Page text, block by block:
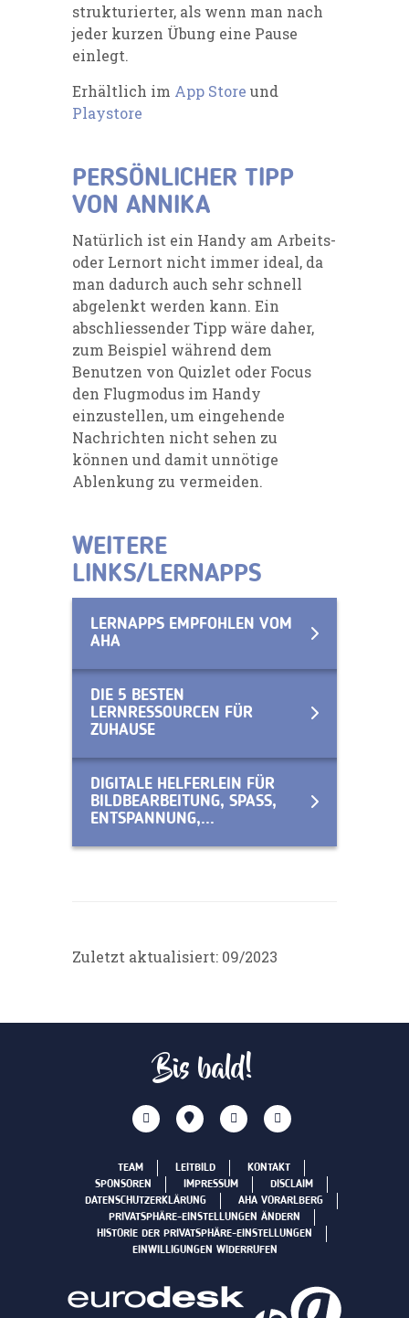
strukturierter, als wenn man nach
jeder kurzen Übung eine Pause
einlegt.
Erhältlich im App Store und
Playstore
PERSÖNLICHER TIPP
VON ANNIKA
Natürlich ist ein Handy am Arbeits-
oder Lernort nicht immer ideal, da
man dadurch auch sehr schnell
abgelenkt werden kann. Ein
abschliessender Tipp wäre daher,
zum Beispiel während dem
Benutzen von Quizlet oder Focus
den Flugmodus im Handy
einzustellen, um eingehende
Nachrichten nicht sehen zu
können und damit unnötige
Ablenkung zu vermeiden.
WEITERE
LINKS/LERNAPPS
LERNAPPS EMPFOHLEN VOM
AHA
DIE 5 BESTEN
LERNRESSOURCEN FÜR
ZUHAUSE
DIGITALE HELFERLEIN FÜR
BILDBEARBEITUNG, SPASS,
ENTSPANNUNG,...
Zuletzt aktualisiert: 09/2023
Bis bald!
TEAM LEITBILD
KONTAKT
SPONSOREN
IMPRESSUM
DISCLAIM
DATENSCHUTZERKLÄRUNG
AHA VORARLBERG
PRIVATSPHÄRE-EINSTELLUNGEN ÄNDERN
HISTORIE DER PRIVATSPHÄRE-EINSTELLUNGEN
EINWILLIGUNGEN WIDERRUFEN